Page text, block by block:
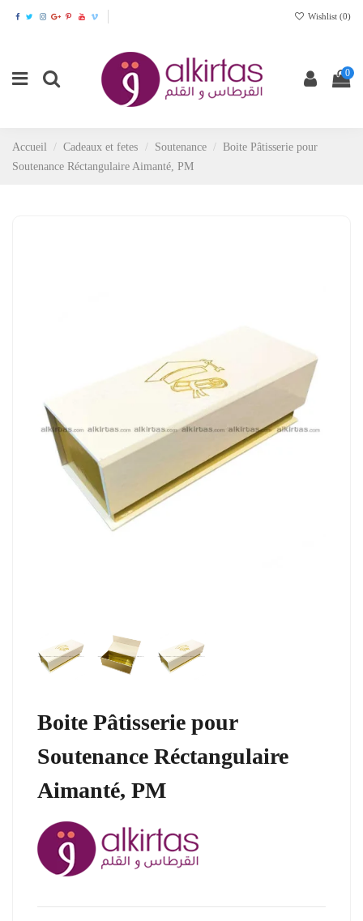
Wishlist (0)
0
Accueil Cadeaux et fetes Soutenance
Boite Pâtisserie pour
Soutenance Réctangulaire Aimanté, PM
Boite Pâtisserie pour
Soutenance Réctangulaire
Aimanté, PM